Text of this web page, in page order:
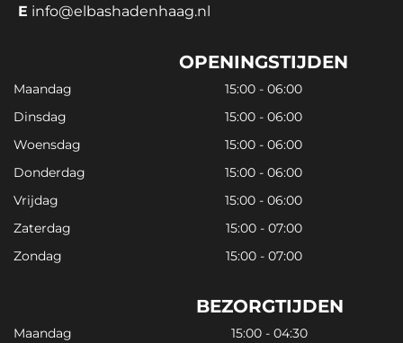
E info@elbashadenhaag.nl
OPENINGSTIJDEN
Maandag
15:00 - 06:00
Dinsdag
15:00 - 06:00
Woensdag
15:00 - 06:00
Donderdag
15:00 - 06:00
Vrijdag
15:00 - 06:00
Zaterdag
15:00 - 07:00
Zondag
15:00 - 07:00
BEZORGTIJDEN
Maandag
15:00 - 04:30